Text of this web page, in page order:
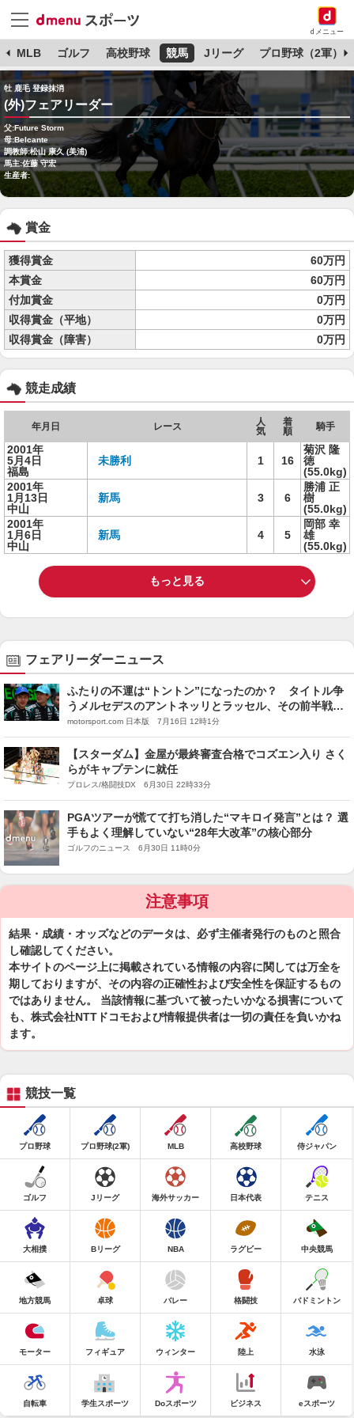
dメニュー
MLB ゴルフ 高校野球 競馬 Jリーグ プロ野球（2軍）
牡 鹿毛 登録抹消
(外)フェアリーダー
父:Future Storm
母:Belcante
調教師:松山 康久 (美浦)
馬主:佐藤 守宏
生産者:
賞金
獲得賞金
60万円
本賞金
60万円
付加賞金
0万円
収得賞金（平地）
0万円
収得賞金（障害）
0万円
競走成績
年月日 レース
人
気
着
順
騎手
2001年
5月4日
福島
未勝利 1 16
菊沢 隆
徳
(55.0kg)
2001年
1月13日
中山
新馬 3 6
勝浦 正
樹
(55.0kg)
2001年
1月6日
中山
新馬 4 5
岡部 幸
雄
(55.0kg)
もっと見る
フェアリーダーニュース
ふたりの不運は“トントン”になったのか？ タイトル争
うメルセデスのアントネッリとラッセル、その前半戦を
分析
motorsport.com 日本版 7月16日 12時1分
【スターダム】金屋が最終審査合格でコズエン入り さく
らがキャプテンに就任
プロレス/格闘技DX 6月30日 22時33分
PGAツアーが慌てて打ち消した“マキロイ発言”とは？ 選
手もよく理解していない“28年大改革”の核心部分
ゴルフのニュース 6月30日 11時0分
注意事項
結果・成績・オッズなどのデータは、必ず主催者発行のものと照合
し確認してください。
本サイトのページ上に掲載されている情報の内容に関しては万全を
期しておりますが、その内容の正確性および安全性を保証するもの
ではありません。 当該情報に基づいて被ったいかなる損害について
も、株式会社NTTドコモおよび情報提供者は一切の責任を負いかね
ます。
競技一覧
プロ野球 プロ野球(2軍) MLB 高校野球 侍ジャパン
ゴルフ Jリーグ 海外サッカー 日本代表 テニス
大相撲 Bリーグ NBA ラグビー 中央競馬
地方競馬 卓球 バレー 格闘技 バドミントン
モーター フィギュア ウィンター 陸上 水泳
自転車 学生スポーツ Doスポーツ ビジネス eスポーツ